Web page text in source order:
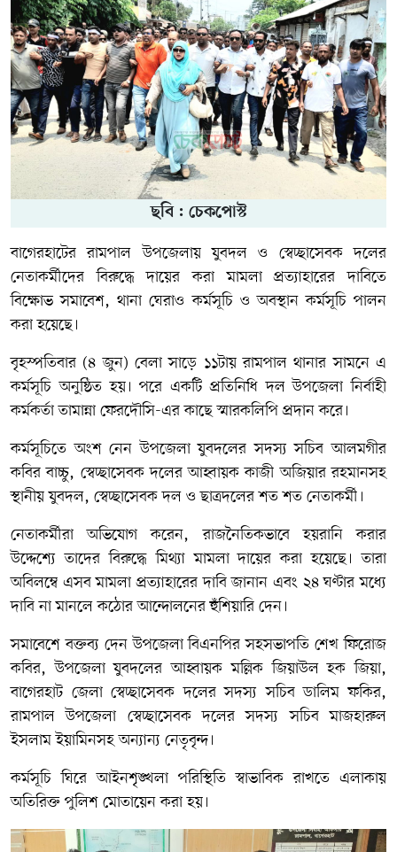
ছবি : চেকপোস্ট
বাগেরহাটের রামপাল উপজেলায় যুবদল ও স্বেচ্ছাসেবক দলের
নেতাকর্মীদের বিরুদ্ধে দায়ের করা মামলা প্রত্যাহারের দাবিতে
বিক্ষোভ সমাবেশ, থানা ঘেরাও কর্মসূচি ও অবস্থান কর্মসূচি পালন
করা হয়েছে।
বৃহস্পতিবার (৪ জুন) বেলা সাড়ে ১১টায় রামপাল থানার সামনে এ
কর্মসূচি অনুষ্ঠিত হয়। পরে একটি প্রতিনিধি দল উপজেলা নির্বাহী
কর্মকর্তাতামান্না ফেরদৌসি-এর কাছে স্মারকলিপি প্রদান করে।
কর্মসূচিতে অংশ নেন উপজেলা যুবদলের সদস্য সচিব আলমগীর
কবির বাচ্চু, স্বেচ্ছাসেবক দলের আহ্বায়ক কাজী অজিয়ার রহমানসহ
স্থানীয় যুবদল, স্বেচ্ছাসেবক দল ও ছাত্রদলের শত শত নেতাকর্মী।
নেতাকর্মীরা অভিযোগ করেন, রাজনৈতিকভাবে হয়রানি করার
উদ্দেশ্যে তাদের বিরুদ্ধে মিথ্যা মামলা দায়ের করা হয়েছে। তারা
অবিলম্বে এসব মামলা প্রত্যাহারের দাবি জানান এবং ২৪ ঘণ্টার মধ্যে
দাবি না মানলে কঠোর আন্দোলনের হুঁশিয়ারি দেন।
সমাবেশে বক্তব্য দেন উপজেলা বিএনপির সহসভাপতি শেখ ফিরোজ
কবির, উপজেলা যুবদলের আহ্বায়ক মল্লিক জিয়াউল হক জিয়া,
বাগেরহাট জেলা স্বেচ্ছাসেবক দলের সদস্য সচিব ডালিম ফকির,
রামপাল উপজেলা স্বেচ্ছাসেবক দলের সদস্য সচিব মাজহারুল
ইসলাম ইয়ামিনসহ অন্যান্য নেতৃবৃন্দ।
কর্মসূচি ঘিরে আইনশৃঙ্খলা পরিস্থিতি স্বাভাবিক রাখতে এলাকায়
অতিরিক্ত পুলিশ মোতায়েন করা হয়।